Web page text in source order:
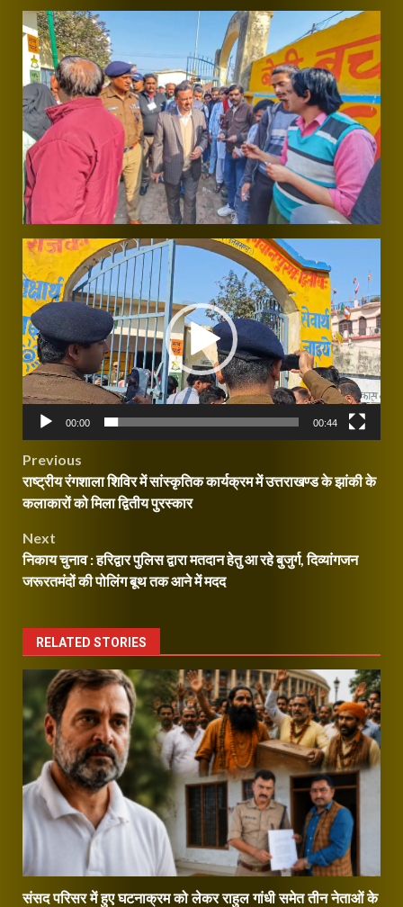
Video
Player
00:00 00:44
Post
navigation
Previous
राष्ट्रीय रंगशाला शिविर में सांस्कृतिक कार्यक्रम में उत्तराखण्ड के झांकी के
कलाकारों को मिला द्वितीय पुरस्कार
Next
निकाय चुनाव : हरिद्वार पुलिस द्वारा मतदान हेतु आ रहे बुजुर्ग, दिव्यांगजन
जरूरतमंदों की पोलिंग बूथ तक आने में मदद
RELATED STORIES
संसद परिसर में हुए घटनाक्रम को लेकर राहुल गांधी समेत तीन नेताओं के